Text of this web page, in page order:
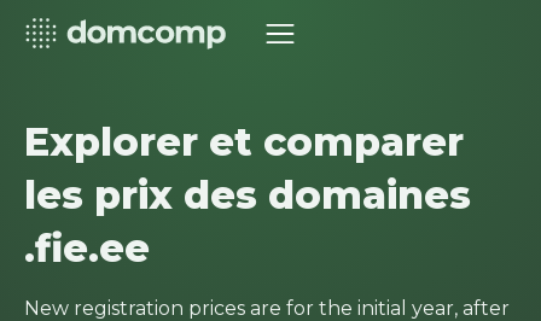
Explorer et comparer
les prix des domaines
.fie.ee
New registration prices are for the initial year, after